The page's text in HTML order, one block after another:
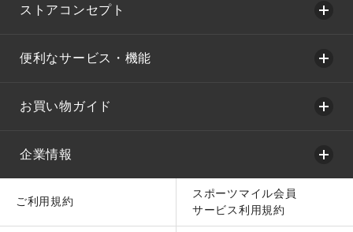
ストアコンセプト
便利なサービス・機能
お買い物ガイド
企業情報
ご利用規約
スポーツマイル会員
サービス利用規約